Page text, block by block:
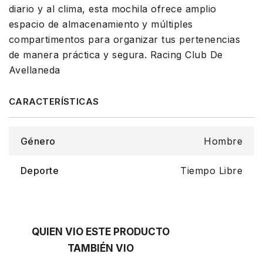
diario y al clima, esta mochila ofrece amplio
espacio de almacenamiento y múltiples
compartimentos para organizar tus pertenencias
de manera práctica y segura. Racing Club De
Avellaneda
Género Hombre
Deporte Tiempo Libre
QUIEN VIO ESTE PRODUCTO
TAMBIÉN VIO